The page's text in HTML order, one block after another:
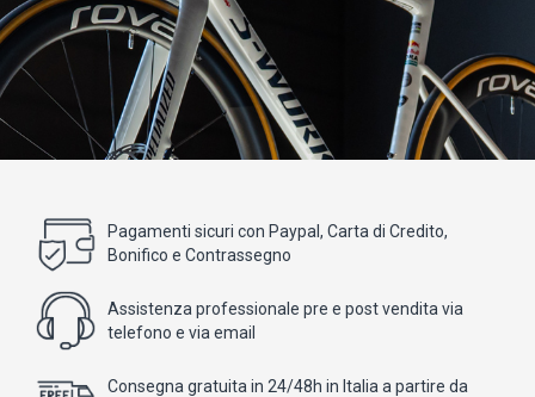
Pagamenti sicuri con Paypal, Carta di Credito,
Bonifico e Contrassegno
Assistenza professionale pre e post vendita via
telefono e via email
Consegna gratuita in 24/48h in Italia a partire da